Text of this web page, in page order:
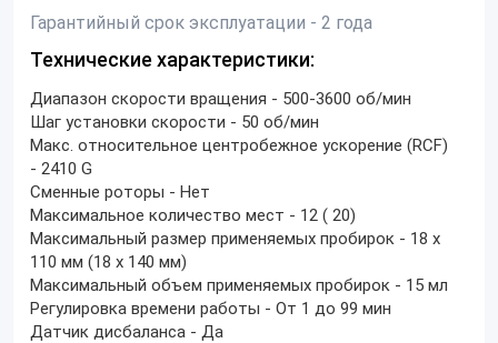
Гарантийный срок эксплуатации - 2 года
Технические характеристики:
Диапазон скорости вращения - 500-3600 об/мин
Шаг установки скорости - 50 об/мин
Макс. относительное центробежное ускорение (RCF)
- 2410 G
Сменные роторы - Нет
Максимальное количество мест - 12 ( 20)
Максимальный размер применяемых пробирок - 18 х
110 мм (18 х 140 мм)
Максимальный объем применяемых пробирок - 15 мл
Регулировка времени работы - От 1 до 99 мин
Датчик дисбаланса - Да